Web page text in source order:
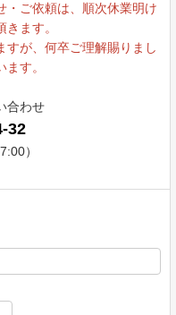
・ご依頼は、順次休業明け
ます。
すが、何卒ご理解賜りまし
す。
合わせ
32
）